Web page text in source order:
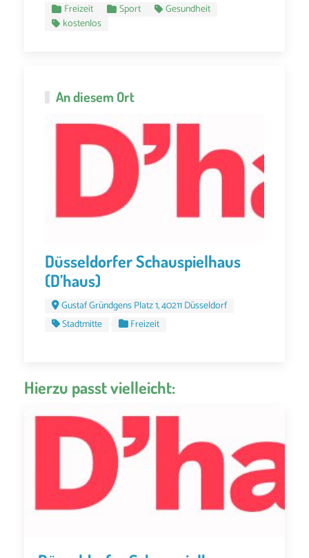
Freizeit Sport
Gesundheit
kostenlos
An diesem Ort
Düsseldorfer Schauspielhaus
(D’haus)
Gustaf Gründgens Platz 1, 40211 Düsseldorf
Stadtmitte
Freizeit
Hierzu passt vielleicht: